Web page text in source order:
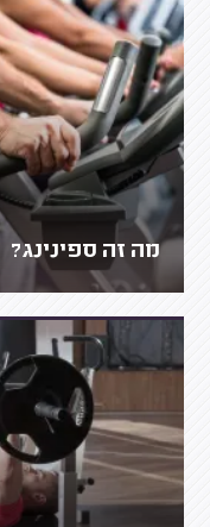
מה זה ספינינג?